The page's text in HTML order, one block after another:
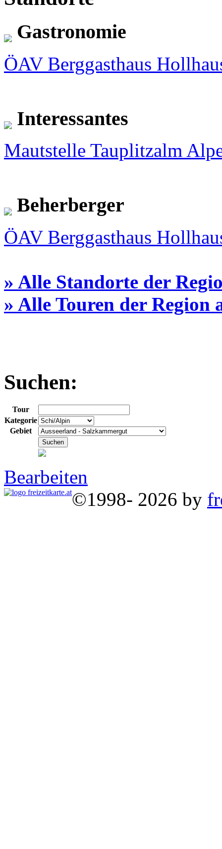
Gastronomie
ÖAV Berggasthaus
Interessantes
Mautstelle Tauplitzalm
Beherberger
ÖAV Berggasthaus
» Alle Standorte der
» Alle Touren der Region
Suchen:
Tour
Kategorie
Gebiet
Bearbeiten
©1998- 2026 by